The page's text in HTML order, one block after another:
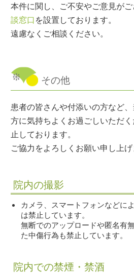
本件に関し、ご不安やご意見がご
談窓口を設置しております。
遠慮なくご相談ください。
その他
患者の皆さんや付添いの方など
方に気持ちよくお過ごしいただ
止しております。
ご協力をよろしくお願い申し上げ
院内の撮影
カメラ、スマートフォンなどに
は禁止しています。
無断でのアップロードや匿名有
た中傷行為も禁止しています。
院内での禁煙・禁酒